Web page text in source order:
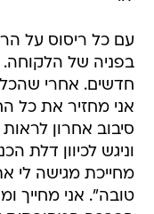
עם כל ריסוס על
בפניה של
חדשים. אחרי
אני מחזיר את כל
סיבוב אחרון
וניגש לכיוון דלת
מחייכת מגישה לי
טובה". אני מחייך